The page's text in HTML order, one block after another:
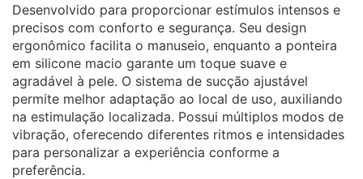
Desenvolvido para proporcionar estímulos intensos e
precisos com conforto e segurança. Seu design
ergonômico facilita o manuseio, enquanto a ponteira
em silicone macio garante um toque suave e
agradável à pele. O sistema de sucção ajustável
permite melhor adaptação ao local de uso, auxiliando
na estimulação localizada. Possui múltiplos modos de
vibração, oferecendo diferentes ritmos e intensidades
para personalizar a experiência conforme a
preferência.